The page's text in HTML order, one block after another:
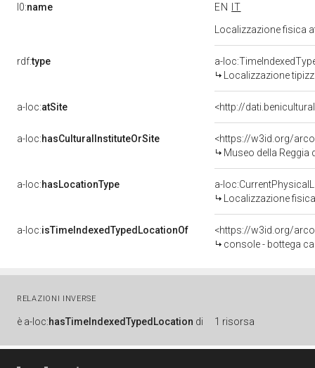
l0:name EN
IT
Localizzazione fisica
rdf:type
a-
Localizzazione
a-loc:atSite <http://
a-loc:hasCulturalInstituteOrSite
<https://w3id.org/
Museo della Reggia
a-loc:hasLocationType
a-
Localizzazione
a-loc:isTimeIndexedTypedLocationOf
<https://w3id.org/
console - bottega
RELAZIONI INVERSE
è a-loc:hasTimeIndexedTypedLocation di 1 risorsa